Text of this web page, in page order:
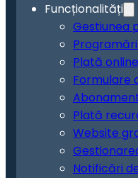
Funcționalități
Gestiunea
Plată online
Formulare
Plată
Website
Notificări